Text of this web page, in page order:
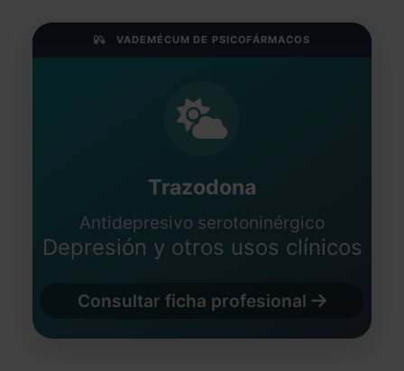
VADEMÉCUM DE PSICOFÁRMACOS
Trazodona
Antidepresivo serotoninérgico
Depresión y otros usos clínicos
Consultar ficha profesional